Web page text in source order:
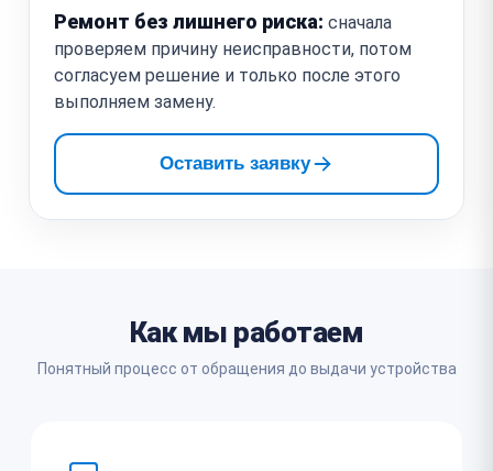
Ремонт без лишнего риска: сначала
проверяем причину неисправности, потом
согласуем решение и только после этого
выполняем замену.
Оставить заявку
Как мы работаем
Понятный процесс от обращения до выдачи устройства